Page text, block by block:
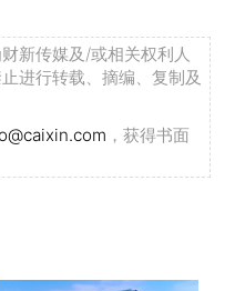
新传媒及/或相关权利人
进行转载、摘编、复制及
，获得书面